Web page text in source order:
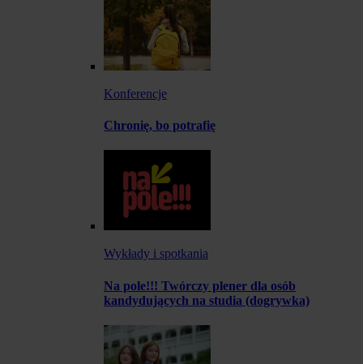
Konferencje
Chronię, bo potrafię
Wykłady i spotkania
Na pole!!! Twórczy plener dla osób
kandydujących na studia (dogrywka)